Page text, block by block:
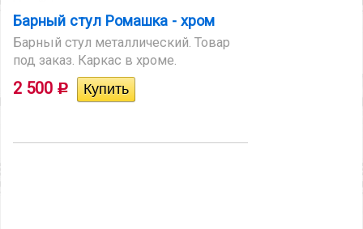
Барный стул Ромашка - хром
Барный стул металлический. Товар
под заказ. Каркас в хроме.
2 500 Р